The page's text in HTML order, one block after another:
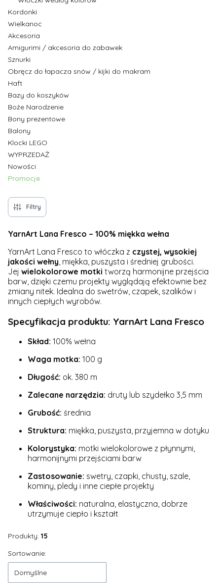
Kordonki
Wielkanoc
Akcesoria
Amigurimi / akcesoria do zabawek
Sznurki
Obręcz do łapacza snów / kijki do makram
Haft
Bazy do koszyków
Boże Narodzenie
Bony prezentowe
Balony
Klocki LEGO
WYPRZEDAŻ
Nowości
Promocje
Filtry
YarnArt Lana Fresco – 100% miękka wełna
YarnArt Lana Fresco to włóczka z czystej, wysokiej
jakości wełny, miękka, puszysta i średniej grubości.
Jej wielokolorowe motki tworzą harmonijne przejścia
barw, dzięki czemu projekty wyglądają efektownie bez
zmiany nitek. Idealna do swetrów, czapek, szalików i
innych ciepłych wyrobów.
Specyfikacja produktu: YarnArt Lana Fresco
Skład: 100% wełna
Waga motka: 100 g
Długość: ok. 380 m
Zalecane narzędzia: druty lub szydełko 3,5 mm
Grubość: średnia
Struktura: miękka, puszysta, przyjemna w dotyku
Kolorystyka: motki wielokolorowe z płynnymi,
harmonijnymi przejściami barw
Zastosowanie: swetry, czapki, chusty, szale,
kominy, pledy i inne ciepłe projekty
Właściwości: naturalna, elastyczna, dobrze
utrzymuje ciepło i kształt
Produkty: 15
Lista produktów
Sortowanie:
Domyślne